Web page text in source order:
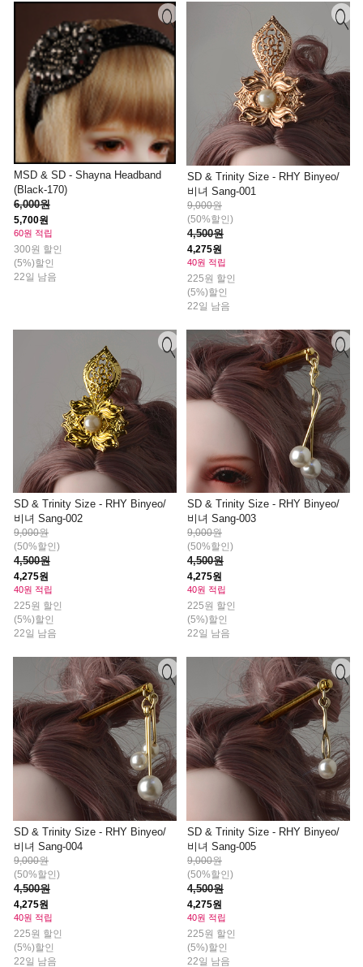
MSD & SD - Shayna Headband
(Black-170)
6,000원
5,700원
60원 적립
300원 할인
(5%)할인
22일 남음
SD & Trinity Size - RHY Binyeo/
비녀 Sang-001
9,000원
(50%할인)
4,500원
4,275원
40원 적립
225원 할인
(5%)할인
22일 남음
SD & Trinity Size - RHY Binyeo/
비녀 Sang-002
9,000원
(50%할인)
4,500원
4,275원
40원 적립
225원 할인
(5%)할인
22일 남음
SD & Trinity Size - RHY Binyeo/
비녀 Sang-003
9,000원
(50%할인)
4,500원
4,275원
40원 적립
225원 할인
(5%)할인
22일 남음
SD & Trinity Size - RHY Binyeo/
비녀 Sang-004
9,000원
(50%할인)
4,500원
4,275원
40원 적립
225원 할인
(5%)할인
22일 남음
SD & Trinity Size - RHY Binyeo/
비녀 Sang-005
9,000원
(50%할인)
4,500원
4,275원
40원 적립
225원 할인
(5%)할인
22일 남음